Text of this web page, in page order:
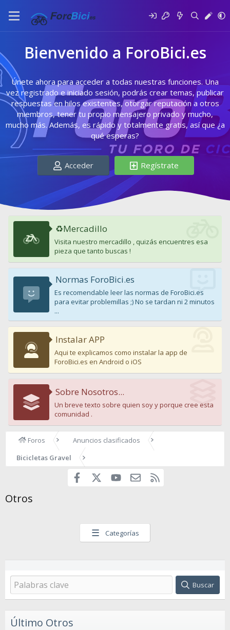
Bienvenido a ForoBici.es
Únete ahora para acceder a todas nuestras funciones. Una
vez registrado e iniciado sesión, podrás crear temas, publicar
respuestas en hilos existentes, otorgar reputación a otros
miembros, tener tu propio mensajero privado y mucho,
mucho más. Además, es rápido y totalmente gratis, así que ¿a
qué esperas?
Acceder Regístrate
♻️Mercadillo
Visita nuestro mercadillo , quizás encuentres esa
pieza que tanto buscas !
Normas ForoBici.es
Es recomendable leer las normas de ForoBici.es
para evitar problemillas ;) No se tardan ni 2 minutos
...
Instalar APP
Aqui te explicamos como instalar la app de
ForoBici.es en Android o iOS
Sobre Nosotros...
Un breve texto sobre quien soy y porque cree esta
comunidad .
Foros
Anuncios clasificados
Bicicletas Gravel
Facebook youtubeContáctanos
Otros
☰ Categorías
Buscar
Último Otros